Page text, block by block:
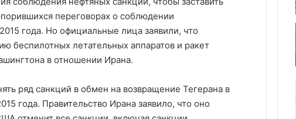
переговорах о соблюдении
года. Но официальные лица заявили, что
беспилотных летательных аппаратов и ракет
в отношении Ирана.
ряд санкций в обмен на возвращение Тегерана в
года. Правительство Ирана заявило, что оно